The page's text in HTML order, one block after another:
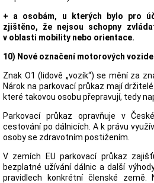
+ a osobám, u kterých bylo pro
zjištěno, že nejsou schopny
v oblasti mobility nebo orientace.
10) Nové označení motorových vozidel
Znak O1 (lidově „vozík“) se mění za
Nárok na parkovací průkaz mají
které takovou osobu přepravují, tedy
Parkovací průkaz opravňuje v
cestování po dálnicích. A k právu
osoby se zdravotním postižením.
V zemích EU parkovací průkaz
bezplatné užívání dálnic a další
pravidlech konkrétní členské